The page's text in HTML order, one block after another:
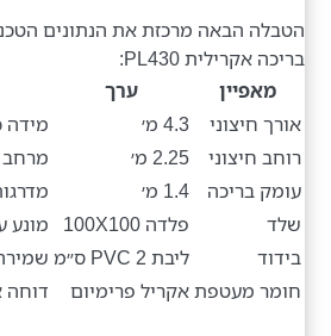
הטבלה הבאה מרכזת את הנתונים
בריכה אקרילית PL430:
מאפיין
ערך
אורך חיצוני
4.3 מ׳
מידה
רוחב חיצוני
2.25 מ׳
מרחב
עומק בריכה
1.4 מ׳
שלד
פלדה 100X100
מונע
בידוד
ליבת PVC 2 ס״מ
שמירה
חומר מעטפתאקריל פרימיום דוחה